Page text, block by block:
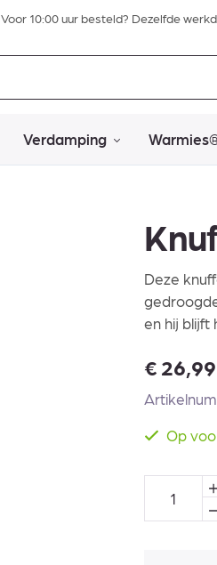
Voor 10:00 uur besteld? Dezelfde
Verdamping
Deze
en hij blijft
€ 26,99
Op